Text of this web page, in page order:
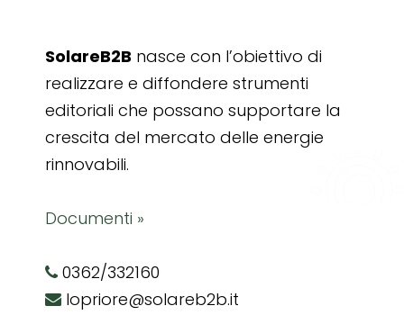
SolareB2B nasce con l’obiettivo di
realizzare e diffondere strumenti
editoriali che possano supportare la
crescita del mercato delle energie
rinnovabili.
Documenti »
0362/332160
lopriore@solareb2b.it